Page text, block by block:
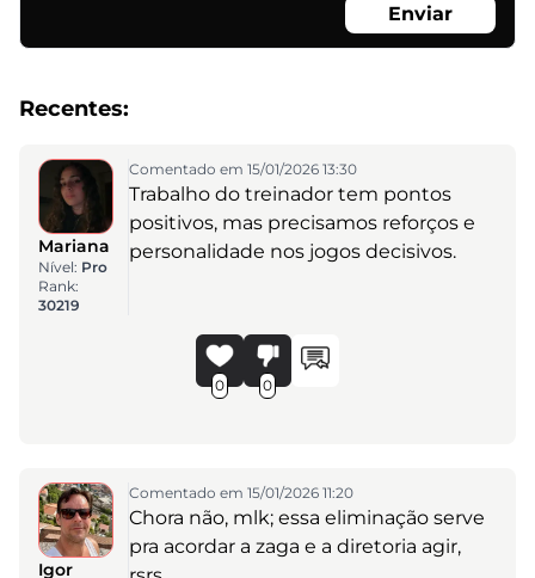
Enviar
Recentes:
Mariana
Nível: Pro
Rank:
30219
Comentado em 15/01/2026 13:30
Trabalho do treinador tem pontos
positivos, mas precisamos reforços e
personalidade nos jogos decisivos.
0 0
Igor
Comentado em 15/01/2026 11:20
Chora não, mlk; essa eliminação serve
pra acordar a zaga e a diretoria agir,